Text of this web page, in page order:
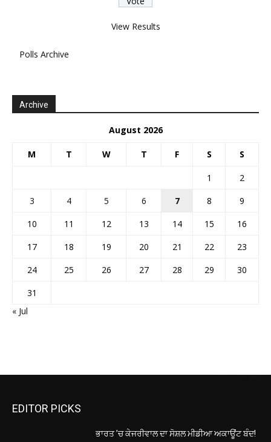
View Results
Polls Archive
Archive
August 2026
M T W T F S S
1
2
3
4 5 6 7 8
9
10
11 12 13 14 15
16
17
18 19 20 21 22
23
24
25 26 27 28 29
30
31
« Jul
EDITOR PICKS
ਭਾਰਤ ’ਚ ਕੇਜਰੀਵਾਲ ਦਾ ਸੋਸ਼ਲ ਮੀਡੀਆ ਅਕਾਊਂਟ ਬੰਦ!